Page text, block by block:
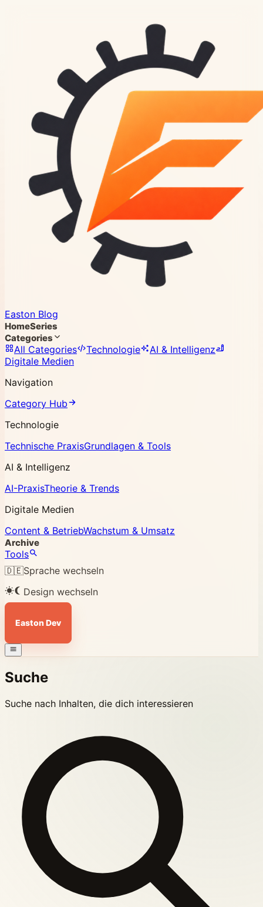
Easton Blog
HomeSeries
Categories
All Categories Technologie
AI & Intelligenz
Digitale Medien
Navigation
Category Hub
Technologie
Technische PraxisGrundlagen & Tools
AI & Intelligenz
AI-PraxisTheorie & Trends
Digitale Medien
Content & BetriebWachstum & Umsatz
Archive
Tools
🇩🇪Sprache wechseln
Design wechseln
Easton Dev
Suche
Suche nach Inhalten, die dich interessieren